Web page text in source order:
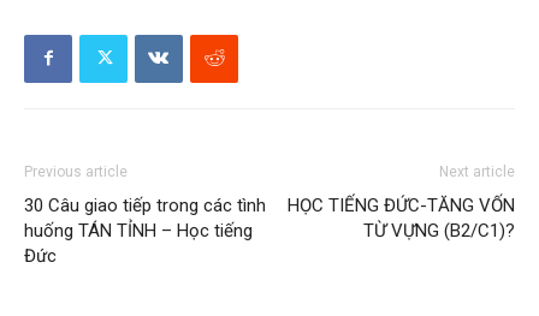
Previous article
30 Câu giao tiếp trong các tình
huống TÁN TỈNH – Học tiếng
Đức
Next article
HỌC TIẾNG ĐỨC-TĂNG VỐN
TỪ VỰNG (B2/C1)?